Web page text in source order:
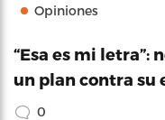
Opiniones
“Esa es mi letra”:
un plan contra su
0